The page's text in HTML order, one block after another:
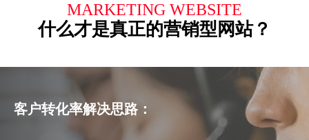
MARKETING WEBSITE
什么才是真正的营销型网站？
客户转化率解决思路：